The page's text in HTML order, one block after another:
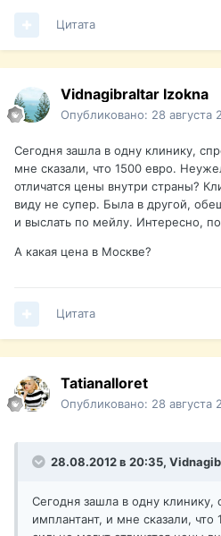
Цитата
Vidnagibraltar Izokna
Опубликовано: 28 августа
Сегодня зашла в одну клинику,
мне сказали, что 1500 евро.
отличатся цены внутри страны?
виду не супер. Была в другой,
и выслать по мейлу. Интересно,
А какая цена в Москве?
Цитата
Tatianalloret
Опубликовано: 28 августа
28.08.2012 в 20:35,
Сегодня зашла в одну клинику,
имплантант, и мне сказали,